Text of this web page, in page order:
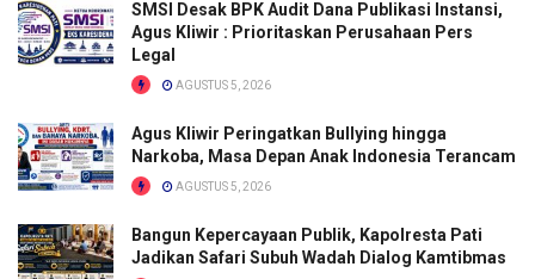
SMSI Desak BPK Audit Dana Publikasi Instansi,
Agus Kliwir : Prioritaskan Perusahaan Pers
Legal
AGUSTUS 5, 2026
Agus Kliwir Peringatkan Bullying hingga
Narkoba, Masa Depan Anak Indonesia Terancam
AGUSTUS 5, 2026
Bangun Kepercayaan Publik, Kapolresta Pati
Jadikan Safari Subuh Wadah Dialog Kamtibmas